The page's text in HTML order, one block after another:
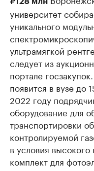
университет
уникального
ультрамягкой
следует из
портале
появится в вузе до
2022 году
оборудование для
транспортировки
контролируемой
в условия
комплект для